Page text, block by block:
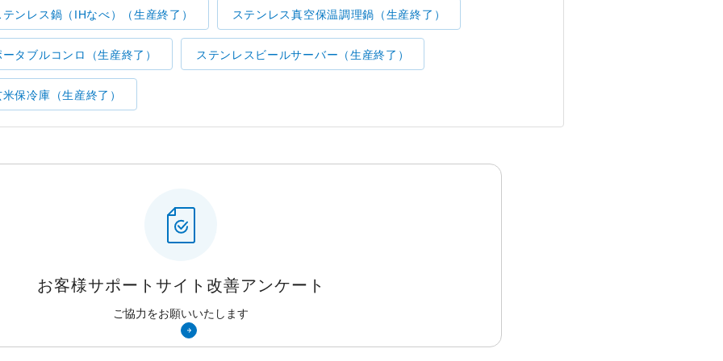
テンレス鍋（IHなべ）（生産終了） ステンレス真空保温調理鍋（生産終了）
ータブルコンロ（生産終了） ステンレスビールサーバー（生産終了）
米保冷庫（生産終了）
お客様サポートサイト 改善アンケート
ご協力をお願いいたします